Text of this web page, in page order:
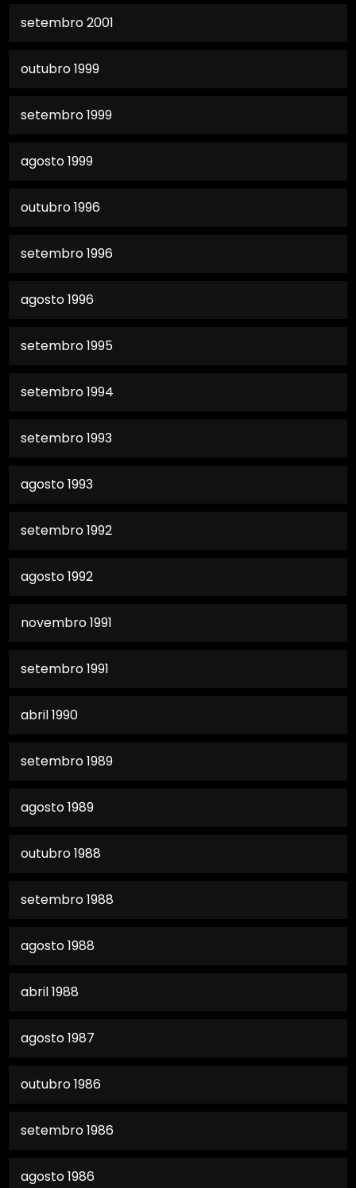
setembro 2001
outubro 1999
setembro 1999
agosto 1999
outubro 1996
setembro 1996
agosto 1996
setembro 1995
setembro 1994
setembro 1993
agosto 1993
setembro 1992
agosto 1992
novembro 1991
setembro 1991
abril 1990
setembro 1989
agosto 1989
outubro 1988
setembro 1988
agosto 1988
abril 1988
agosto 1987
outubro 1986
setembro 1986
agosto 1986